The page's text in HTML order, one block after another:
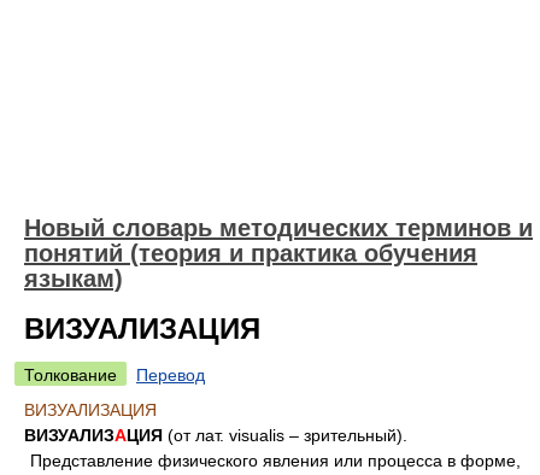
Новый словарь методических терминов и
понятий (теория и практика обучения
языкам)
ВИЗУАЛИЗАЦИЯ
Толкование
Перевод
ВИЗУАЛИЗАЦИЯ
ВИЗУАЛИЗАЦИЯ (от лат. visualis – зрительный).
Представление физического явления или процесса в форме,